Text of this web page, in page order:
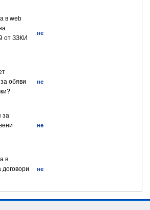
в web
от ЗЗКИ
не
обяви
не
за
не
в
договори
не